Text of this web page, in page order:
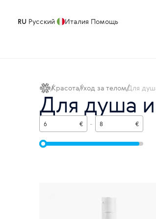
RU Русский Италия Помощь
КрасотаУход за теломДля
Для душа
€ - €